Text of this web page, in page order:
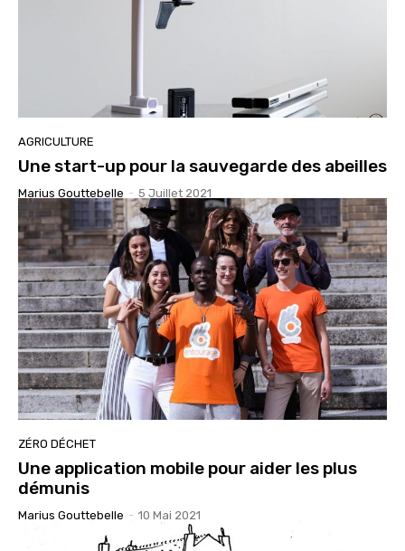
AGRICULTURE
Une start-up pour la sauvegarde des abeilles
Marius Gouttebelle - 5 Juillet 2021
ZÉRO DÉCHET
Une application mobile pour aider les plus
démunis
Marius Gouttebelle - 10 Mai 2021